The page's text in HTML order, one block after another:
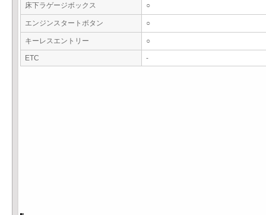
床下ラゲージボックス ○
エンジンスタートボタン ○
キーレスエントリー ○
ETC -